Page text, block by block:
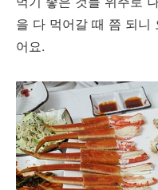
을 다 먹어갈 때 쯤 되니
어요.